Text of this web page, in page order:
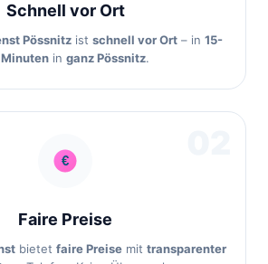
Schnell vor Ort
Pössnitzist schnell vor Ort– in 15-
in ganz Pössnitz.
Faire Preise
bietet faire Preise mit transparenter